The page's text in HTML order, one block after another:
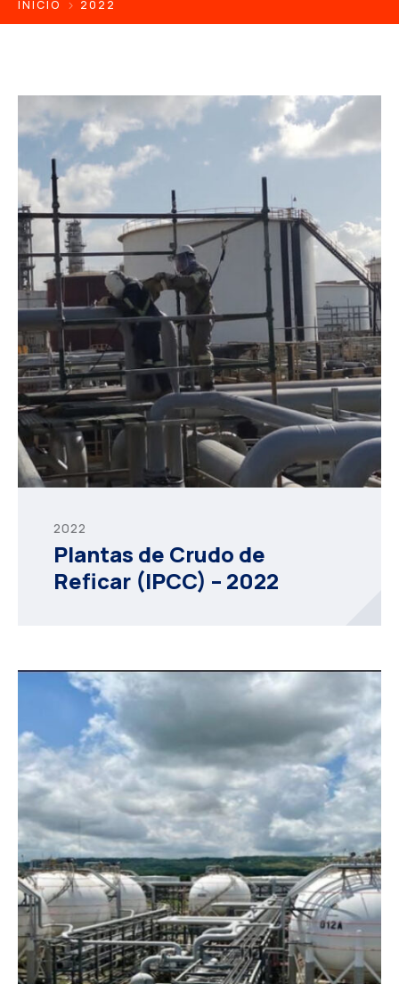
INICIO 2022
2022
Plantas de Crudo de
Reficar (IPCC) – 2022